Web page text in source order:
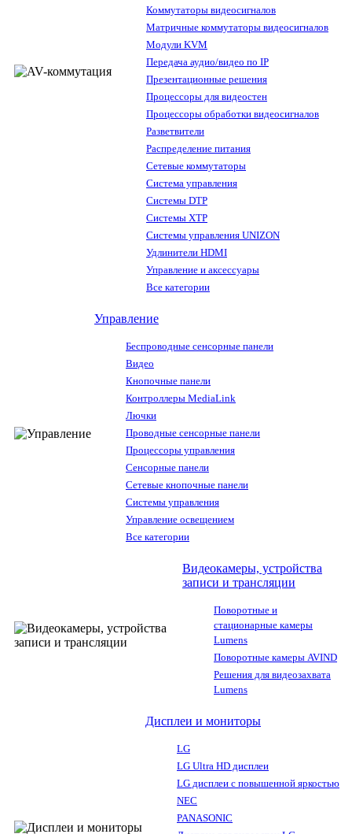
Коммутаторы видеосигналов
Матричные коммутаторы видеосигналов
Модули KVM
Передача аудио/видео по IP
Презентационные решения
Процессоры для видеостен
Процессоры обработки видеосигналов
Разветвители
Распределение питания
Сетевые коммутаторы
Система управления
Системы DTP
Системы XTP
Системы управления UNIZON
Удлинители HDMI
Управление и аксессуары
Все категории
Управление
Беспроводные сенсорные панели
Видео
Кнопочные панели
Контроллеры MediaLink
Лючки
Проводные сенсорные панели
Процессоры управления
Сенсорные панели
Сетевые кнопочные панели
Системы управления
Управление освещением
Все категории
Видеокамеры, устройства
записи и трансляции
Поворотные и
стационарные камеры
Lumens
Поворотные камеры AVIND
Решения для видеозахвата
Lumens
Дисплеи и мониторы
LG
LG Ultra HD дисплеи
LG дисплеи с повышенной яркостью
NEC
PANASONIC